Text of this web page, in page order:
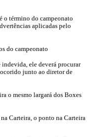
o término do campeonato
aplicadas pelo
do campeonato
ele deverá procurar
junto ao diretor de
o mesmo largará dos Boxes
Carteira, o ponto na Carteira